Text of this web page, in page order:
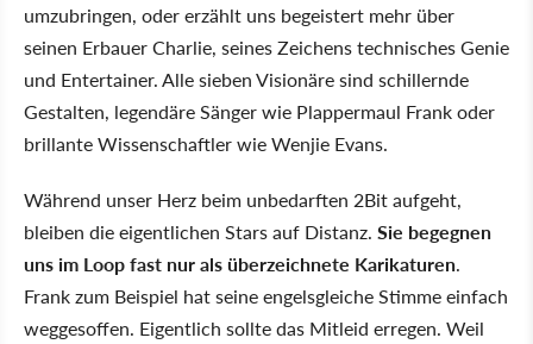
umzubringen, oder erzählt uns begeistert mehr über
seinen Erbauer Charlie, seines Zeichens technisches Genie
und Entertainer. Alle sieben Visionäre sind schillernde
Gestalten, legendäre Sänger wie Plappermaul Frank oder
brillante Wissenschaftler wie Wenjie Evans.
Während unser Herz beim unbedarften 2Bit aufgeht,
bleiben die eigentlichen Stars auf Distanz. Sie begegnen
uns im Loop fast nur als überzeichnete Karikaturen.
Frank zum Beispiel hat seine engelsgleiche Stimme einfach
weggesoffen. Eigentlich sollte das Mitleid erregen. Weil